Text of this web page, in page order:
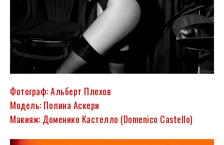
Фотограф: Альберт Плехов
Модель: Полина Аскери
Макияж: Доменико Кастелло (Domenico Castello)